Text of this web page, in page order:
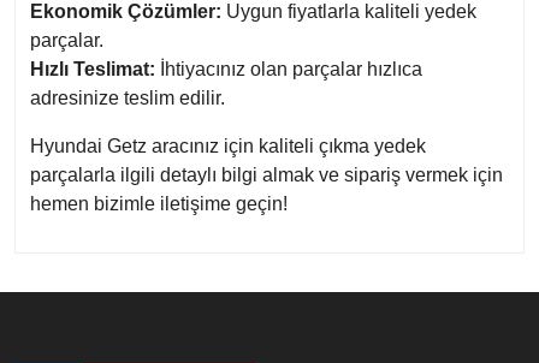
Ekonomik Çözümler: Uygun fiyatlarla kaliteli yedek
parçalar.
Hızlı Teslimat: İhtiyacınız olan parçalar hızlıca
adresinize teslim edilir.
Hyundai Getz aracınız için kaliteli çıkma yedek
parçalarla ilgili detaylı bilgi almak ve sipariş vermek için
hemen bizimle iletişime geçin!